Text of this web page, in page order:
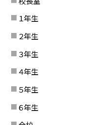
１年生
２年生
３年生
４年生
５年生
６年生